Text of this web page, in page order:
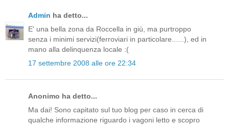
Admin ha detto...
E' una bella zona da Roccella in giù, ma purtroppo
senza i minimi servizi(ferroviari in particolare......), ed in
mano alla delinquenza locale :(
17 settembre 2008 alle ore 22:34
Anonimo ha detto...
Ma dai! Sono capitato sul tuo blog per caso in cerca di
qualche informazione riguardo i vagoni letto e scopro